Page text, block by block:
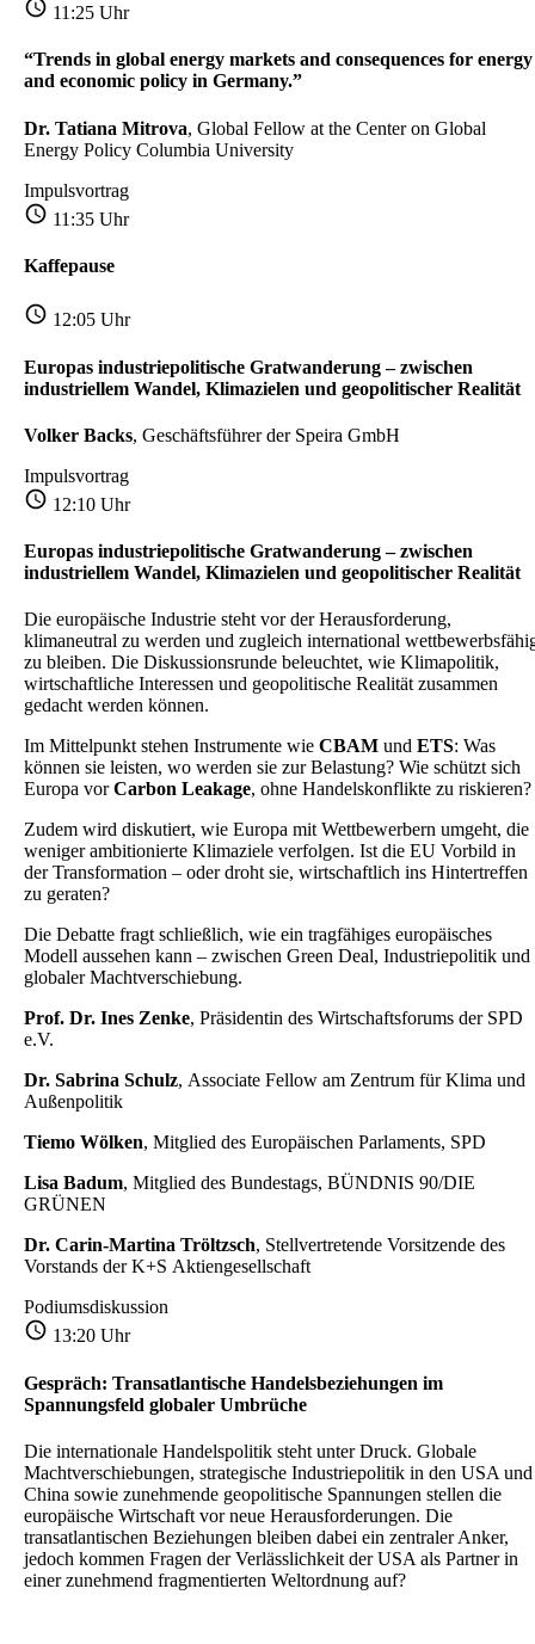
11:25 Uhr
“Trends in global energy markets and consequences for energy
and economic policy in Germany.”
Dr. Tatiana Mitrova, Global Fellow at the Center on Global
Energy Policy Columbia University
Impulsvortrag
11:35 Uhr
Kaffepause
12:05 Uhr
Europas industriepolitische Gratwanderung – zwischen
industriellem Wandel, Klimazielen und geopolitischer Realität
Volker Backs, Geschäftsführer der Speira GmbH
Impulsvortrag
12:10 Uhr
Europas industriepolitische Gratwanderung – zwischen
industriellem Wandel, Klimazielen und geopolitischer Realität
Die europäische Industrie steht vor der Herausforderung,
klimaneutral zu werden und zugleich international
zu bleiben. Die Diskussionsrunde beleuchtet, wie Klimapolitik,
wirtschaftliche Interessen und geopolitische Realität zusammen
gedacht werden können.
Im Mittelpunkt stehen Instrumente wie CBAM und ETS: Was
können sie leisten, wo werden sie zur Belastung? Wie schützt sich
Europa vorCarbon Leakage, ohne Handelskonflikte zu riskieren?
Zudem wird diskutiert, wie Europa mit Wettbewerbern umgeht, die
weniger ambitionierte Klimaziele verfolgen. Ist die EU Vorbild in
der Transformation – oder droht sie, wirtschaftlich ins Hintertreffen
zu geraten?
Die Debatte fragt schließlich, wie ein tragfähiges europäisches
Modell aussehen kann – zwischen Green Deal, Industriepolitik und
globaler Machtverschiebung.
Prof. Dr. Ines Zenke, Präsidentin des Wirtschaftsforums der SPD
e.V.
Dr. Sabrina Schulz, Associate Fellow am Zentrum für Klima und
Außenpolitik
Tiemo Wölken, Mitglied des Europäischen Parlaments, SPD
Lisa Badum, Mitglied des Bundestags, BÜNDNIS 90/DIE
GRÜNEN
Dr. Carin-Martina Tröltzsch, Stellvertretende Vorsitzende des
Vorstands der K+S Aktiengesellschaft
Podiumsdiskussion
13:20 Uhr
Gespräch: Transatlantische Handelsbeziehungen im
Spannungsfeld globaler Umbrüche
Die internationale Handelspolitik steht unter Druck. Globale
Machtverschiebungen, strategische Industriepolitik in den USA und
China sowie zunehmende geopolitische Spannungen stellen die
europäische Wirtschaft vor neue Herausforderungen. Die
transatlantischen Beziehungen bleiben dabei ein zentraler Anker,
jedoch kommen Fragen der Verlässlichkeit der USA als Partner in
einer zunehmend fragmentierten Weltordnung auf?